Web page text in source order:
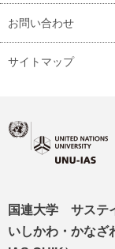
お問い合わせ
サイトマップ
国連大学 サステ
いしかわ・かなざ